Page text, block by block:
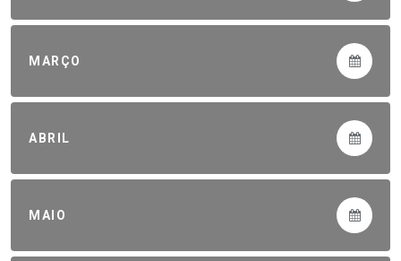
MARÇO
ABRIL
MAIO